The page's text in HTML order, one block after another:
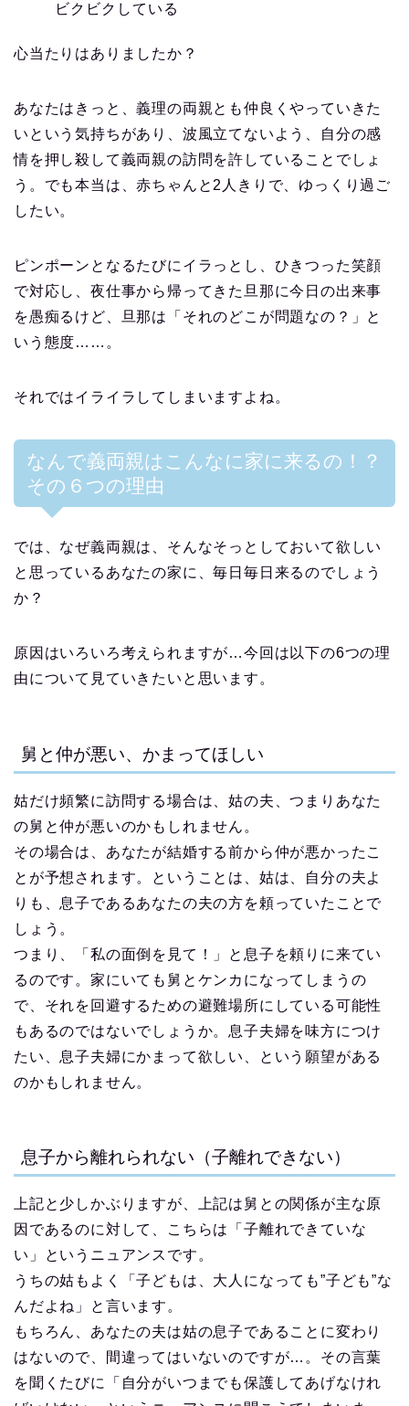
ビクビクしている
心当たりはありましたか？
あなたはきっと、義理の両親とも仲良くやっていきた
いという気持ちがあり、波風立てないよう、自分の感
情を押し殺して義両親の訪問を許していることでしょ
う。でも本当は、赤ちゃんと2人きりで、ゆっくり過ご
したい。
ピンポーンとなるたびにイラっとし、ひきつった笑顔
で対応し、夜仕事から帰ってきた旦那に今日の出来事
を愚痴るけど、旦那は「それのどこが問題なの？」と
いう態度……。
それではイライラしてしまいますよね。
なんで義両親はこんなに家に来るの！？
その６つの理由
では、なぜ義両親は、そんなそっとしておいて欲しい
と思っているあなたの家に、毎日毎日来るのでしょう
か？
原因はいろいろ考えられますが…今回は以下の6つの理
由について見ていきたいと思います。
舅と仲が悪い、かまってほしい
姑だけ頻繁に訪問する場合は、姑の夫、つまりあなた
の舅と仲が悪いのかもしれません。
その場合は、あなたが結婚する前から仲が悪かったこ
とが予想されます。ということは、姑は、自分の夫よ
りも、息子であるあなたの夫の方を頼っていたことで
しょう。
つまり、「私の面倒を見て！」と息子を頼りに来てい
るのです。家にいても舅とケンカになってしまうの
で、それを回避するための避難場所にしている可能性
もあるのではないでしょうか。息子夫婦を味方につけ
たい、息子夫婦にかまって欲しい、という願望がある
のかもしれません。
息子から離れられない（子離れできない）
上記と少しかぶりますが、上記は舅との関係が主な原
因であるのに対して、こちらは「子離れできていな
い」というニュアンスです。
うちの姑もよく「子どもは、大人になっても”子ども”な
んだよね」と言います。
もちろん、あなたの夫は姑の息子であることに変わり
はないので、間違ってはいないのですが…。その言葉
を聞くたびに「自分がいつまでも保護してあげなけれ